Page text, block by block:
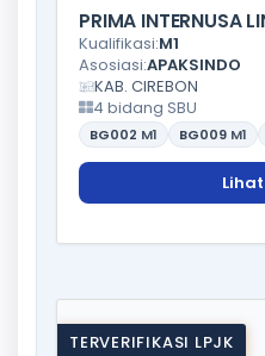
PRIMA INTERNUSA
Kualifikasi:M1
Asosiasi:APAKSINDO
KAB. CIREBON
4 bidang SBU
BG002 M1 BG009 M1
TERVERIFIKASI LPJK